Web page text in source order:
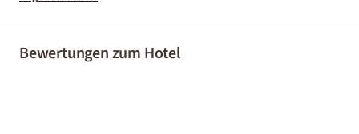
Bewertungen zum Hotel